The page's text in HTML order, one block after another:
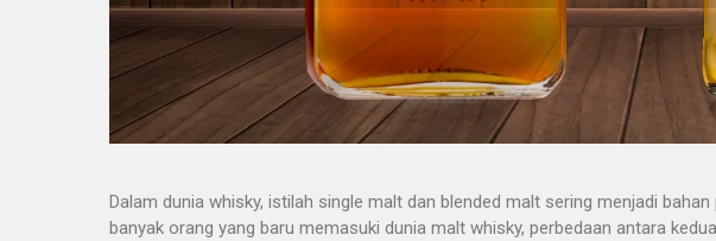
Dalam dunia whisky, istilah single malt dan blended malt sering menjadi
banyak orang yang baru memasuki dunia malt whisky, perbedaan antara